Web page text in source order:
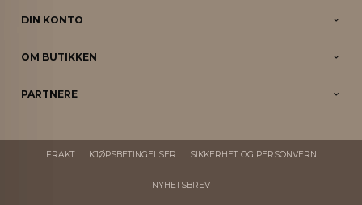
DIN KONTO
OM BUTIKKEN
PARTNERE
FRAKT KJØPSBETINGELSER SIKKERHET OG PERSONVERN
NYHETSBREV